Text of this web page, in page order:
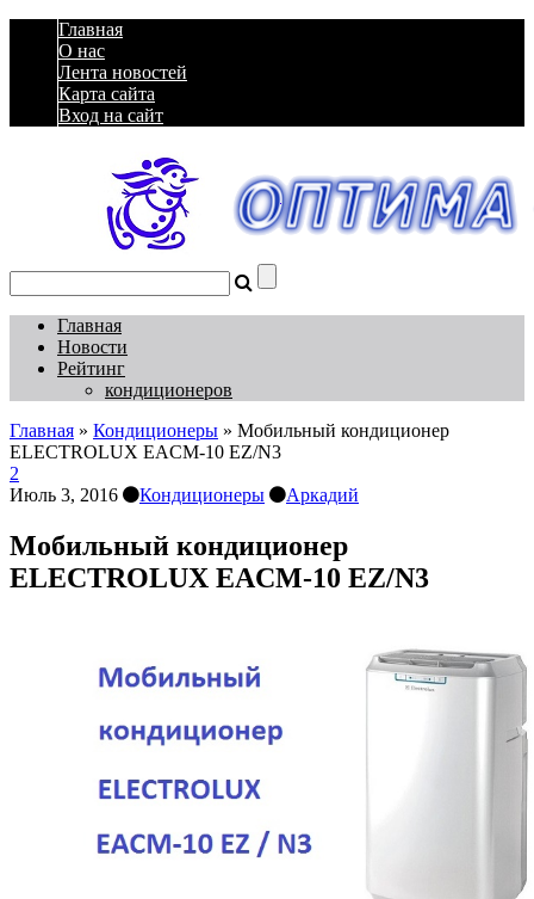
Главная
О нас
Лента новостей
Карта сайта
Вход на сайт
Главная
Новости
Рейтинг
кондиционеров
Главная » Кондиционеры » Мобильный кондиционер
ELECTROLUX EACM-10 EZ/N3
2
Июль 3, 2016
Кондиционеры Аркадий
Мобильный кондиционер
ELECTROLUX EACM-10 EZ/N3